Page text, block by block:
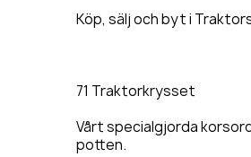
Köp, sälj och byt i
71 Traktorkrysset
Vårt specialgjorda
potten.